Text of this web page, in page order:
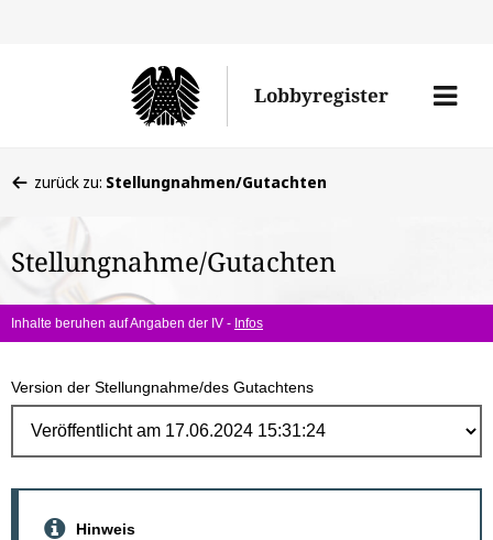
Lobbyregister
Menü
befinden
hier:
zurück zu: Stellungnahmen/Gutachten
Stellungnahme/Gutachten
Inhalte beruhen auf Angaben der IV - Infos
Version der Stellungnahme/des Gutachtens
Hinweis